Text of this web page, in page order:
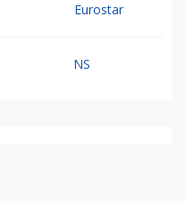
Eurostar
NS